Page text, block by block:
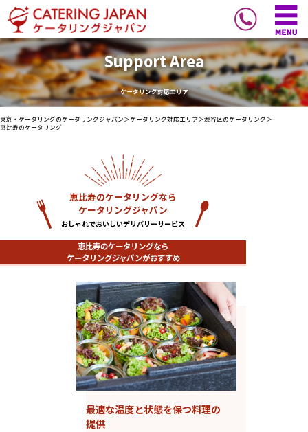
Support Area
ケータリング対応エリア
東京・ケータリングのケータリングジャパン＞ケータリング対応エリア＞渋谷区のケータリング＞
恵比寿のケータリング
恵比寿のケータリングなら
ケータリングジャパン
おしゃれでおいしいデリバリーサービス
恵比寿のケータリングなら
ケータリングジャパンがおすすめ
最適な温度と状態を保つ料理の
提供